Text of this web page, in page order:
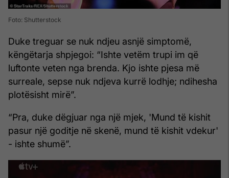
Foto: Shutterstock
Duke treguar se nuk ndjeu asnjë simptomë,
këngëtarja shpjegoi: “Ishte vetëm trupi im që
luftonte veten nga brenda. Kjo ishte pjesa më
surreale, sepse nuk ndjeva kurrë lodhje; ndihesha
plotësisht mirë”.
“Pra, duke dëgjuar nga një mjek, 'Mund të kishit
pasur një goditje në skenë, mund të kishit vdekur'
- ishte shumë”.